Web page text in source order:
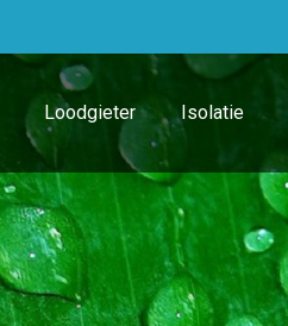
Loodgieter Isolatie